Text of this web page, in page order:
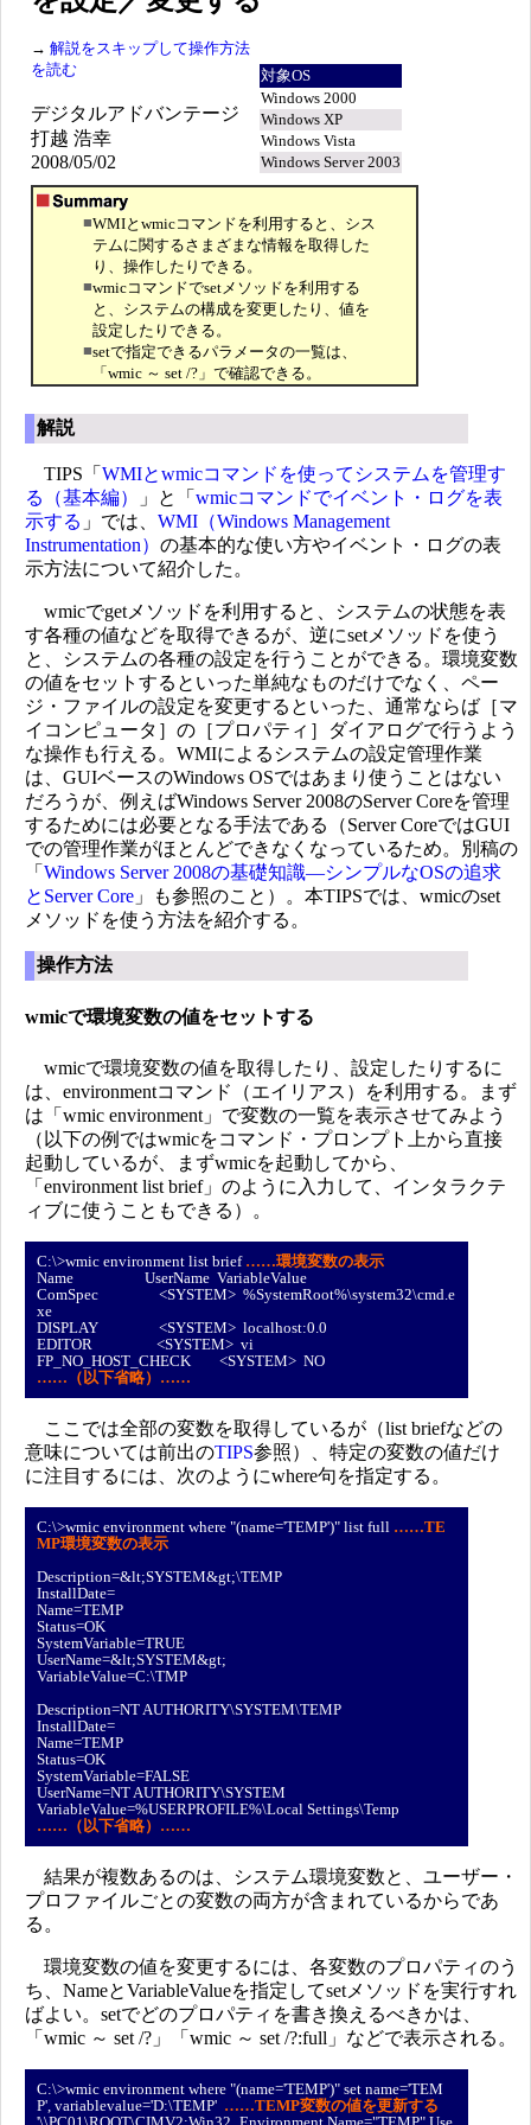
→ 解説をスキップして操作方法
を読む
デジタルアドバンテージ
打越 浩幸
2008/05/02
対象OS
Windows 2000
Windows XP
Windows Vista
Windows Server 2003
■WMIとwmicコマンドを利用すると、シス
テムに関するさまざまな情報を取得した
り、操作したりできる。
■wmicコマンドでsetメソッドを利用する
と、システムの構成を変更したり、値を
設定したりできる。
■setで指定できるパラメータの一覧は、
「wmic ～ set /?」で確認できる。
解説
TIPS「 WMIとwmicコマンドを使ってシステムを管理す
る（基本編）
」と「 wmicコマンドでイベント・ログを表
示する 」では、 WMI（Windows Management
Instrumentation） の基本的な使い方やイベント・ログの表
示方法について紹介した。
wmicでgetメソッドを利用すると、システムの状態を表
す各種の値などを取得できるが、逆にsetメソッドを使う
と、システムの各種の設定を行うことができる。環境変数
の値をセットするといった単純なものだけでなく、ペー
ジ・ファイルの設定を変更するといった、通常ならば［マ
イコンピュータ］の［プロパティ］ダイアログで行うよう
な操作も行える。WMIによるシステムの設定管理作業
は、GUIベースのWindows OSではあまり使うことはない
だろうが、例えばWindows Server 2008のServer Coreを管理
するためには必要となる手法である（Server CoreではGUI
での管理作業がほとんどできなくなっているため。別稿の
「 Windows Server 2008の基礎知識―シンプルなOSの追求
とServer Core 」も参照のこと）。本TIPSでは、wmicのset
メソッドを使う方法を紹介する。
操作方法
wmicで環境変数の値をセットする
wmicで環境変数の値を取得したり、設定したりするに
は、environmentコマンド（エイリアス）を利用する。まず
は「wmic environment」で変数の一覧を表示させてみよう
（以下の例ではwmicをコマンド・プロンプト上から直接
起動しているが、まずwmicを起動してから、
「environment list brief」のように入力して、インタラクテ
ィブに使うこともできる）。
C:\>wmic environment list brief ……環境変数の表示
Name UserName VariableValue
ComSpec <SYSTEM> %SystemRoot%\system32\cmd.e
xe
DISPLAY <SYSTEM> localhost:0.0
EDITOR <SYSTEM> vi
FP_NO_HOST_CHECK <SYSTEM> NO
……（以下省略）……
ここでは全部の変数を取得しているが（list briefなどの
意味については前出のTIPS参照）、特定の変数の値だけ
に注目するには、次のようにwhere句を指定する。
C:\>wmic environment where "(name='TEMP')" list full ……TE
MP環境変数の表示
Description=&lt;SYSTEM&gt;\TEMP
InstallDate=
Name=TEMP
Status=OK
SystemVariable=TRUE
UserName=&lt;SYSTEM&gt;
VariableValue=C:\TMP
Description=NT AUTHORITY\SYSTEM\TEMP
InstallDate=
Name=TEMP
Status=OK
SystemVariable=FALSE
UserName=NT AUTHORITY\SYSTEM
VariableValue=%USERPROFILE%\Local Settings\Temp
……（以下省略）……
結果が複数あるのは、システム環境変数と、ユーザー・
プロファイルごとの変数の両方が含まれているからであ
る。
環境変数の値を変更するには、各変数のプロパティのう
ち、NameとVariableValueを指定してsetメソッドを実行すれ
ばよい。setでどのプロパティを書き換えるべきかは、
「wmic ～ set /?」「wmic ～ set /?:full」などで表示される。
C:\>wmic environment where "(name='TEMP')" set name='TEM
P', variablevalue='D:\TEMP' ……TEMP変数の値を更新する